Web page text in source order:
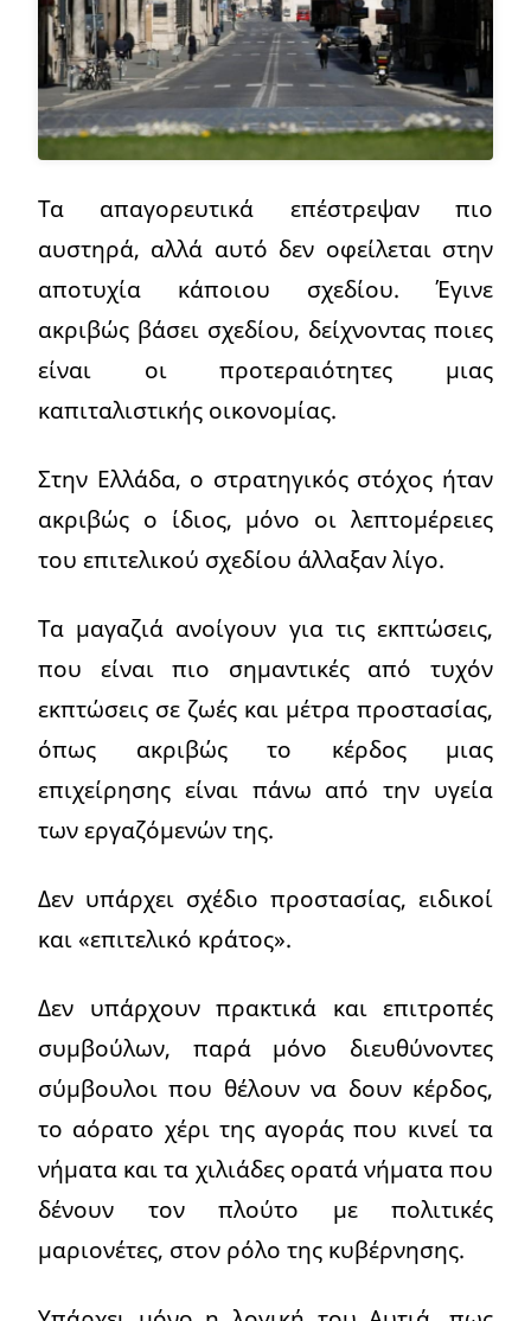
Τα απαγορευτικά επέστρεψαν πιο
αυστηρά, αλλά αυτό δεν οφείλεται στην
αποτυχία κάποιου σχεδίου. Έγινε
ακριβώς βάσει σχεδίου, δείχνοντας ποιες
είναι οι προτεραιότητες μιας
καπιταλιστικής οικονομίας.
Στην Ελλάδα, ο στρατηγικός στόχος ήταν
ακριβώς ο ίδιος, μόνο οι λεπτομέρειες
του επιτελικού σχεδίου άλλαξαν λίγο.
Τα μαγαζιά ανοίγουν για τις εκπτώσεις,
που είναι πιο σημαντικές από τυχόν
εκπτώσεις σε ζωές και μέτρα προστασίας,
όπως ακριβώς το κέρδος μιας
επιχείρησης είναι πάνω από την υγεία
των εργαζόμενών της.
Δεν υπάρχει σχέδιο προστασίας, ειδικοί
και «επιτελικό κράτος».
Δεν υπάρχουν πρακτικά και επιτροπές
συμβούλων, παρά μόνο διευθύνοντες
σύμβουλοι που θέλουν να δουν κέρδος,
το αόρατο χέρι της αγοράς που κινεί τα
νήματα και τα χιλιάδες ορατά νήματα που
δένουν τον πλούτο με πολιτικές
μαριονέτες, στον ρόλο της κυβέρνησης.